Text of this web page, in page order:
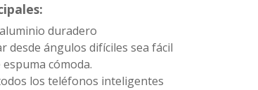
duradero
desde ángulos difíciles sea fácil
espuma cómoda.
los teléfonos inteligentes